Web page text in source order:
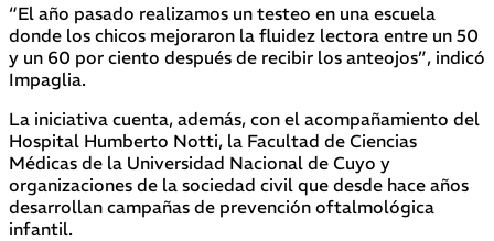
“El año pasado realizamos un testeo en una escuela
donde los chicos mejoraron la fluidez lectora entre un 50
y un 60 por ciento después de recibir los anteojos”, indicó
Impaglia.
La iniciativa cuenta, además, con el acompañamiento del
Hospital Humberto Notti, la Facultad de Ciencias
Médicas de la Universidad Nacional de Cuyo y
organizaciones de la sociedad civil que desde hace años
desarrollan campañas de prevención oftalmológica
infantil.